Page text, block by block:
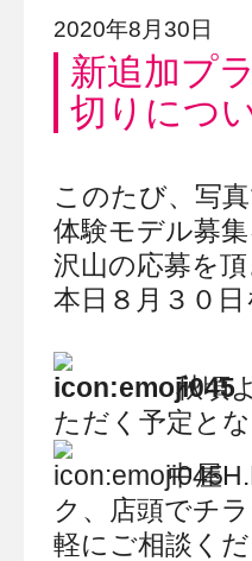
2020年8月30日
新追加プ
切りにつ
このたび、写
体験モデル募
沢山の応募を
本日８月３０
秋頃
ただく予定と
中屋
ク、店頭でチ
軽にご相談くだ